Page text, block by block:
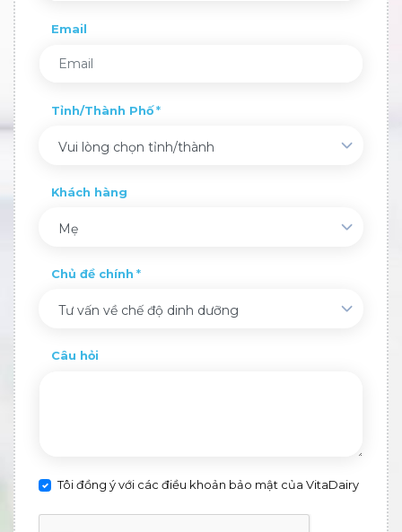
Email
Tỉnh/Thành Phố
Vui lòng chọn tỉnh/thành
Khách hàng
Mẹ
Chủ đề chính
Tư vấn về chế độ dinh dưỡng
Câu hỏi
Tôi đồng ý với các điều khoản bảo mật của VitaDairy